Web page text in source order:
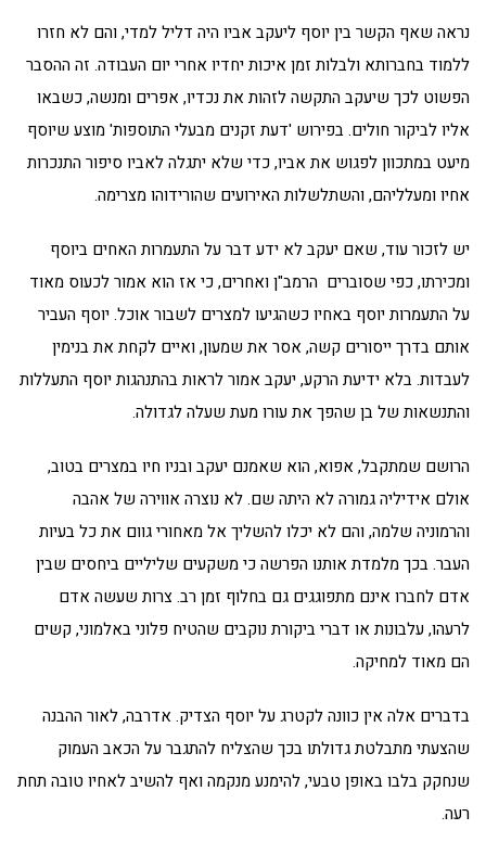
נראה שאף הקשר בין יוסף ליעקב אביו היה דליל למדי, והם לא חזרו
ללמוד בחברותא ולבלות זמן איכות יחדיו אחרי יום העבודה. זה ההסבר
הפשוט לכך שיעקב התקשה לזהות את נכדיו, אפרים ומנשה, כשבאו
אליו לביקור חולים. בפירוש 'דעת זקנים מבעלי התוספות' מוצע שיוסף
מיעט במתכוון לפגוש את אביו, כדי שלא יתגלה לאביו סיפור התנכרות
אחיו ומעלליהם, והשתלשלות האירועים שהורידוהו מצרימה.
יש לזכור עוד, שאם יעקב לא ידע דבר על התעמרות האחים ביוסף
ומכירתו, כפי שסוברים הרמב"ן ואחרים, כי אז הוא אמור לכעוס מאוד
על התעמרות יוסף באחיו כשהגיעו למצרים לשבור אוכל. יוסף העביר
אותם בדרך ייסורים קשה, אסר את שמעון, ואיים לקחת את בנימין
לעבדות. בלא ידיעת הרקע, יעקב אמור לראות בהתנהגות יוסף התעללות
והתנשאות של בן שהפך את עורו מעת שעלה לגדולה.
הרושם שמתקבל, אפוא, הוא שאמנם יעקב ובניו חיו במצרים בטוב,
אולם אידיליה גמורה לא היתה שם. לא נוצרה אווירה של אהבה
והרמוניה שלמה, והם לא יכלו להשליך אל מאחורי גוום את כל בעיות
העבר. בכך מלמדת אותנו הפרשה כי משקעים שליליים ביחסים שבין
אדם לחברו אינם מתפוגגים גם בחלוף זמן רב. צרות שעשה אדם
לרעהו, עלבונות או דברי ביקורת נוקבים שהטיח פלוני באלמוני, קשים
הם מאוד למחיקה.
בדברים אלה אין כוונה לקטרג על יוסף הצדיק. אדרבה, לאור ההבנה
שהצעתי מתבלטת גדולתו בכך שהצליח להתגבר על הכאב העמוק
שנחקק בלבו באופן טבעי, להימנע מנקמה ואף להשיב לאחיו טובה תחת
רעה.